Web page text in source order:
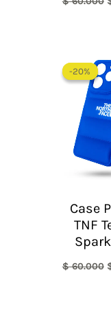
-20%
-20%
Case
TNF
$60.000